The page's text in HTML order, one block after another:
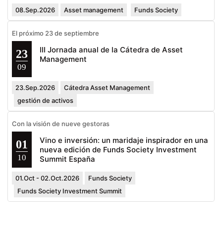
08.Sep.2026 Asset management Funds Society
El próximo 23 de septiembre
23
09
III Jornada anual de la Cátedra de Asset
Management
23.Sep.2026
Cátedra Asset Management
gestión de activos
Con la visión de nueve gestoras
01
10
Vino e inversión: un maridaje inspirador en una
nueva edición de Funds Society Investment
Summit España
01.Oct - 02.Oct.2026
Funds Society
Funds Society Investment Summit